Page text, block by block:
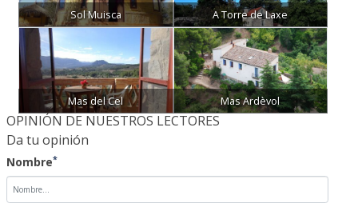
Sol Muisca A Torre de Laxe
Mas del Cel Mas Ardèvol
OPINIÓN DE NUESTROS LECTORES
Da tu opinión
Nombre*